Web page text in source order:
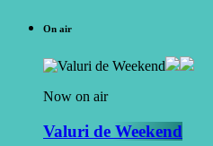
On air
Now on air
Valuri de Weekend